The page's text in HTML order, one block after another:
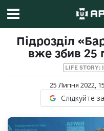
Підрозділ
вже збив 25
LIFE
25 Липня 2022,
Слідкуйте